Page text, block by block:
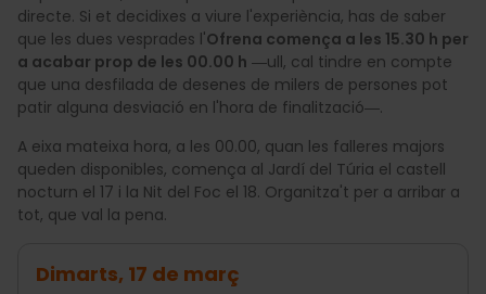
directe. Si et decidixes a viure l'experiència, has de saber
que les dues vesprades l'Ofrena comença a les 15.30 h per
a acabar prop de les 00.00 h ―ull, cal tindre en compte
que una desfilada de desenes de milers de persones pot
patir alguna desviació en l'hora de finalització―.
A eixa mateixa hora, a les 00.00, quan les falleres majors
queden disponibles, comença al Jardí del Túria el castell
nocturn el 17 i la Nit del Foc el 18. Organitza't per a arribar a
tot, que val la pena.
Dimarts, 17 de març